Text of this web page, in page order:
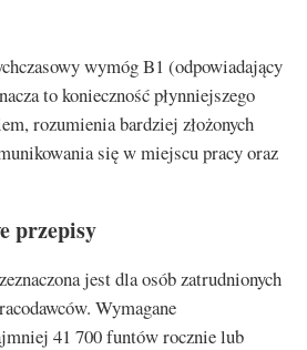
wymóg B1 (odpowiadający
to konieczność płynniejszego
rozumienia bardziej złożonych
się w miejscu pracy oraz
przepisy
jest dla osób zatrudnionych
Wymagane
41 700 funtów rocznie lub